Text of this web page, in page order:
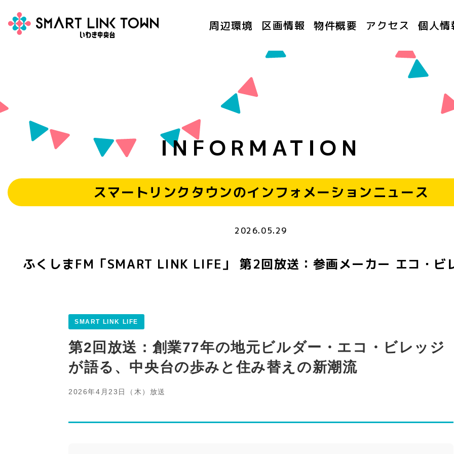
ンいわき中央台 –
周辺環境 区画情報 物件概要 アクセス 個人情
INFORMATION
スマートリンクタウンのインフォメーションニュース
2026.05.29
ふくしまFM「SMART LINK LIFE」 第2回放送：参画メーカー エコ・ビ
SMART LINK LIFE
第2回放送：創業77年の地元ビルダー・エコ・ビレッジ
が語る、中央台の歩みと住み替えの新潮流
2026年4月23日（木）放送